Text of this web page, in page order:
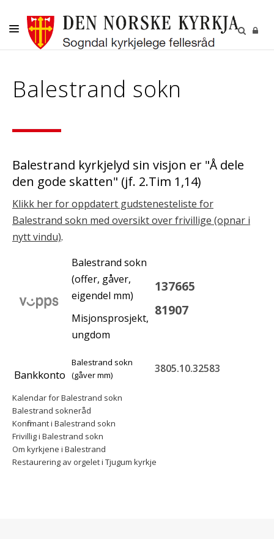
KYRKJELEGE HANDLINGAR
VAKSNE, DIAKONI OG FRIVILLIGE
GRAVPLASS
Balestrand sokn
Balestrand kyrkjelyd sin visjon er "Å dele
den gode skatten" (jf. 2.Tim 1,14)
Klikk her for oppdatert gudstenesteliste for
Balestrand sokn med oversikt over frivillige (opnar i
nytt vindu).
Balestrand sokn
(offer, gåver,
eigendel mm)
Misjonsprosjekt,
ungdom
137665
81907
Bankkonto
Balestrand sokn
(gåver mm)
3805.10.32583
Kalendar for Balestrand sokn
Balestrand sokneråd
Konfirmant i Balestrand sokn
Frivillig i Balestrand sokn
Om kyrkjene i Balestrand
Restaurering av orgelet i Tjugum kyrkje